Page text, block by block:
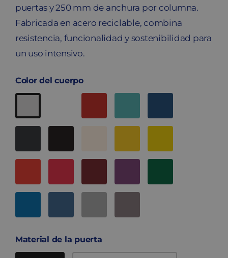
puertas y 250 mm de anchura por columna.
Fabricada en acero reciclable, combina
resistencia, funcionalidad y sostenibilidad para
un uso intensivo.
Color del cuerpo
Material de la puerta